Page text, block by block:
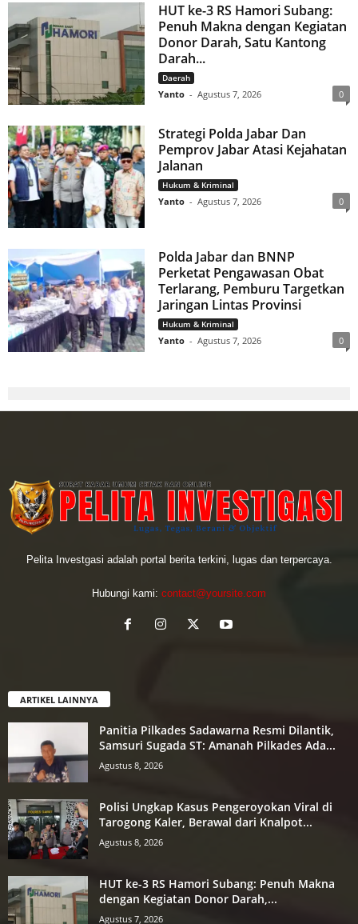
HUT ke-3 RS Hamori Subang:
Penuh Makna dengan Kegiatan
Donor Darah, Satu Kantong
Darah...
Daerah
Yanto - Agustus 7, 2026 0
Strategi Polda Jabar Dan
Pemprov Jabar Atasi Kejahatan
Jalanan
Hukum & Kriminal
Yanto - Agustus 7, 2026 0
Polda Jabar dan BNNP
Perketat Pengawasan Obat
Terlarang, Pemburu Targetkan
Jaringan Lintas Provinsi
Hukum & Kriminal
Yanto - Agustus 7, 2026 0
Pelita Investgasi adalah portal berita terkini, lugas dan terpercaya.
Hubungi kami: contact@yoursite.com
ARTIKEL LAINNYA
Panitia Pilkades Sadawarna Resmi Dilantik,
Samsuri Sugada ST: Amanah Pilkades Ada...
Agustus 8, 2026
Polisi Ungkap Kasus Pengeroyokan Viral di
Tarogong Kaler, Berawal dari Knalpot...
Agustus 8, 2026
HUT ke-3 RS Hamori Subang: Penuh Makna
dengan Kegiatan Donor Darah,...
Agustus 7, 2026